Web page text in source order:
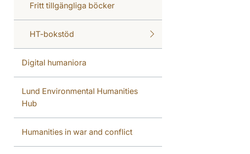
Fritt tillgängliga böcker
HT-bokstöd
Digital humaniora
Lund Environmental Humanities
Hub
Humanities in war and conflict